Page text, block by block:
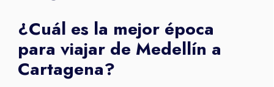
¿Cuál es la mejor época
para viajar de Medellín a
Cartagena?